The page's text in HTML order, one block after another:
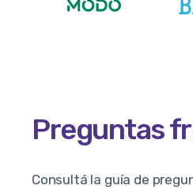
Preguntas
Consultá la guía de